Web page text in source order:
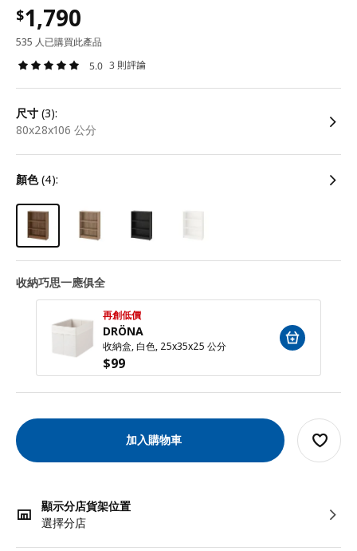
$1,790
535 人已購買此產品
5.0 3 則評論
尺寸 (3):
80x28x106 公分
顏色(4):
收納巧思一應俱全
再創低價
DRÖNA
收納盒, 白色, 25x35x25 公分
$99
加入購物車
顯示分店貨架位置
選擇分店